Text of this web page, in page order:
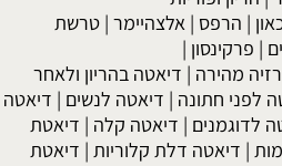
| הרפס | אלצהיימר |טרשת
| פרקינסון |
מהירה | דיאטה בהריון ולאחר
לפני חתונה | דיאטה לנשים | דיאטה
לדוגמנים | דיאטה קלה | דיאטת
| דיאטה דלת קלוריות | דיאטת